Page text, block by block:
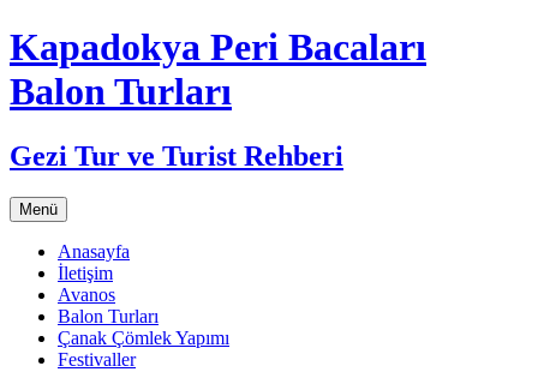
Kapadokya Peri Bacaları
Balon Turları
Gezi Tur ve Turist Rehberi
Menü İçeriğe
atla
Anasayfa
İletişim
Avanos
Balon Turları
Çanak Çömlek Yapımı
Festivaller